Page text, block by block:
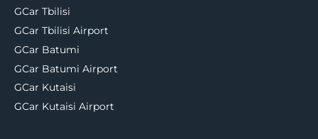
GCar Tbilisi
GCar Tbilisi Airport
GCar Batumi
GCar Batumi Airport
GCar Kutaisi
GCar Kutaisi Airport